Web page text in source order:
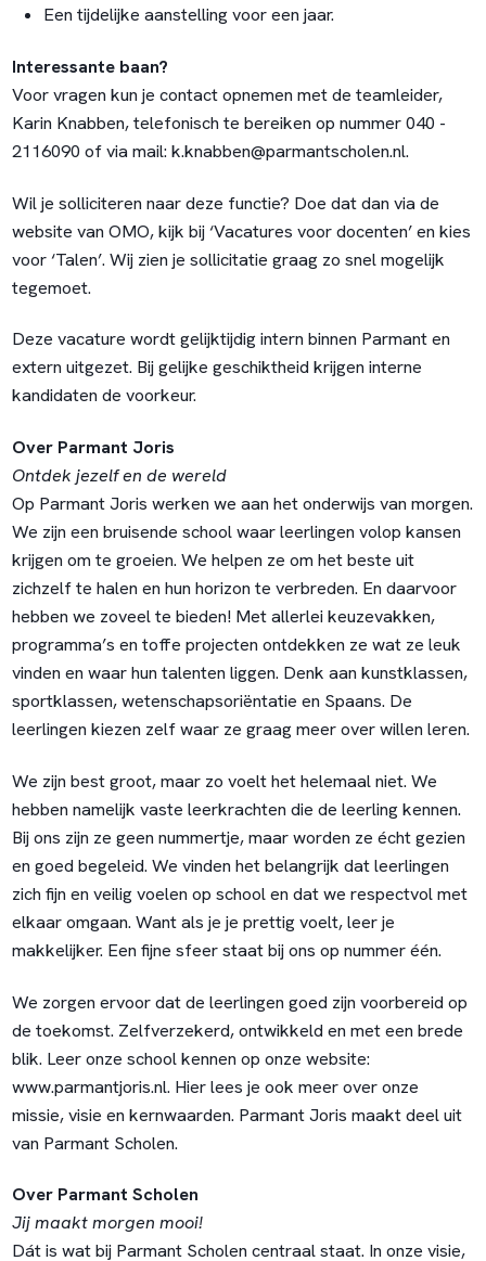
Een tijdelijke aanstelling voor een jaar.
Interessante baan?
Voor vragen kun je contact opnemen met de teamleider,
Karin Knabben, telefonisch te bereiken op nummer 040 -
2116090 of via mail: k.knabben@parmantscholen.nl.
Wil je solliciteren naar deze functie? Doe dat dan via de
website van OMO, kijk bij ‘Vacatures voor docenten’ en kies
voor ‘Talen’. Wij zien je sollicitatie graag zo snel mogelijk
tegemoet.
Deze vacature wordt gelijktijdig intern binnen Parmant en
extern uitgezet. Bij gelijke geschiktheid krijgen interne
kandidaten de voorkeur.
Over Parmant Joris
Ontdek jezelf en de wereld
Op Parmant Joris werken we aan het onderwijs van morgen.
We zijn een bruisende school waar leerlingen volop kansen
krijgen om te groeien. We helpen ze om het beste uit
zichzelf te halen en hun horizon te verbreden. En daarvoor
hebben we zoveel te bieden! Met allerlei keuzevakken,
programma’s en toffe projecten ontdekken ze wat ze leuk
vinden en waar hun talenten liggen. Denk aan kunstklassen,
sportklassen, wetenschapsoriëntatie en Spaans. De
leerlingen kiezen zelf waar ze graag meer over willen leren.
We zijn best groot, maar zo voelt het helemaal niet. We
hebben namelijk vaste leerkrachten die de leerling kennen.
Bij ons zijn ze geen nummertje, maar worden ze écht gezien
en goed begeleid. We vinden het belangrijk dat leerlingen
zich fijn en veilig voelen op school en dat we respectvol met
elkaar omgaan. Want als je je prettig voelt, leer je
makkelijker. Een fijne sfeer staat bij ons op nummer één.
We zorgen ervoor dat de leerlingen goed zijn voorbereid op
de toekomst. Zelfverzekerd, ontwikkeld en met een brede
blik. Leer onze school kennen op onze website:
www.parmantjoris.nl. Hier lees je ook meer over onze
missie, visie en kernwaarden. Parmant Joris maakt deel uit
van Parmant Scholen.
Over Parmant Scholen
Jij maakt morgen mooi!
Dát is wat bij Parmant Scholen centraal staat. In onze visie,